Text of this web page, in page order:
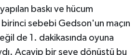
baskı ve hücum
birinci sebebi Gedson'un maçın
de 1. dakikasında oyuna
Acayip bir şeye dönüştü bu